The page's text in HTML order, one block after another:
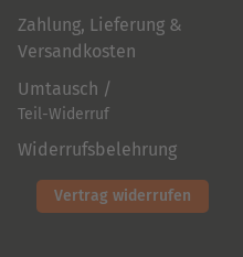
Zahlung, Lieferung &
Versandkosten
Umtausch /
Teil-Widerruf
Widerrufsbelehrung
Vertrag widerrufen